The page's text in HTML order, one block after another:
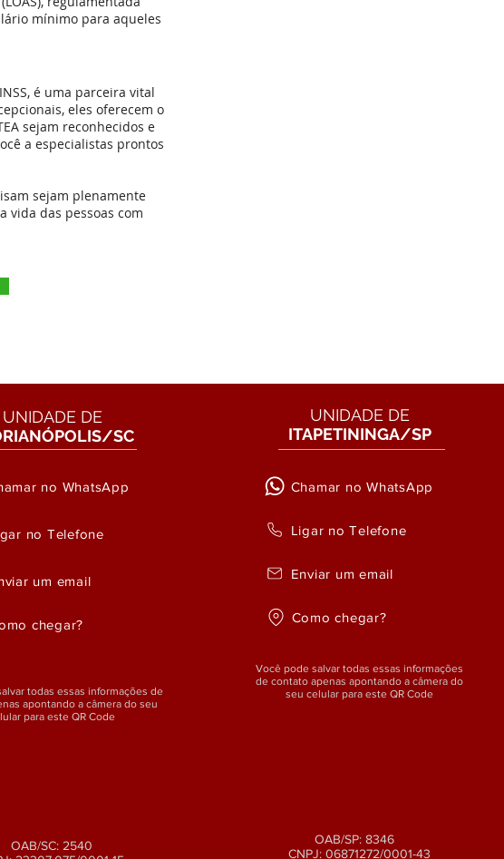
mínimo para aqueles
é uma parceira vital
eles oferecem o
sejam reconhecidos e
a especialistas prontos
sejam plenamente
vida das pessoas com
UNIDADE DE
SC
no WhatsApp
no Telefone
um email
chegar?
todas essas informações de
apontando a câmera do seu
para este QR Code
OAB/SC: 2540
UNIDADE DE
ITAPETININGA/SP
Chamar no WhatsApp
Ligar no Telefone
Enviar um email
Como chegar?
Você pode salvar todas essas informações
de contato apenas apontando a câmera do
seu celular para este QR Code
OAB/SP: 8346
CNPJ: 06871272/0001-43